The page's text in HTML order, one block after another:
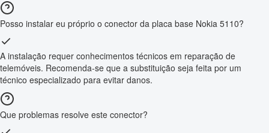
Posso instalar eu próprio o conector da placa base Nokia 5110?
A instalação requer conhecimentos técnicos em reparação de
telemóveis. Recomenda-se que a substituição seja feita por um
técnico especializado para evitar danos.
Que problemas resolve este conector?